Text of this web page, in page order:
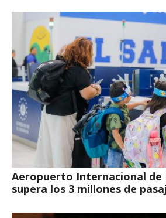
Aeropuerto Internacional de
supera los 3 millones de